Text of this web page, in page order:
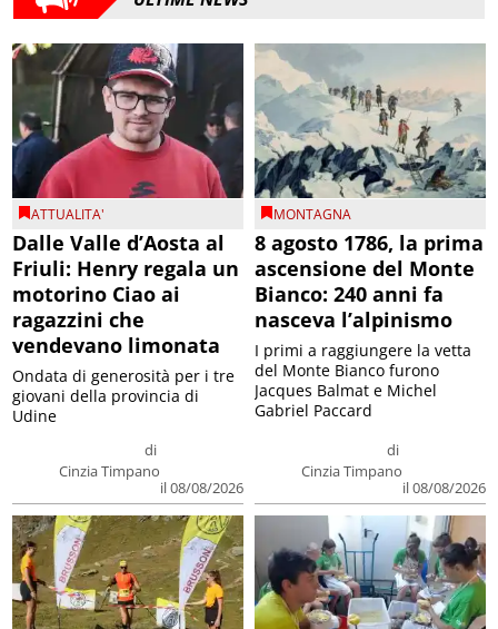
ATTUALITA'
Dalle Valle d’Aosta al
Friuli: Henry regala un
motorino Ciao ai
ragazzini che
vendevano limonata
di
Cinzia Timpano
il 08/08/2026
Ondata di generosità per i tre
giovani della provincia di
Udine
MONTAGNA
8 agosto 1786, la prima
ascensione del Monte
Bianco: 240 anni fa
nasceva l’alpinismo
di
Cinzia Timpano
il 08/08/2026
I primi a raggiungere la vetta
del Monte Bianco furono
Jacques Balmat e Michel
Gabriel Paccard